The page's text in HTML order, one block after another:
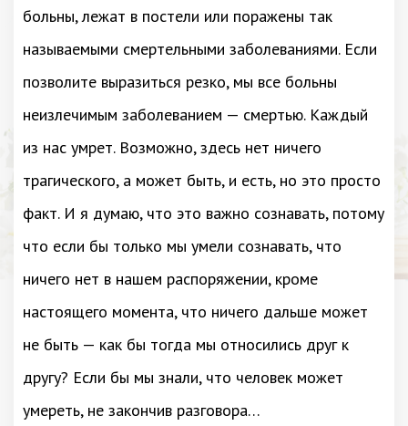
больны, лежат в постели или поражены так
называемыми смертельными заболеваниями. Если
позволите выразиться резко, мы все больны
неизлечимым заболеванием — смертью. Каждый
из нас умрет. Возможно, здесь нет ничего
трагического, а может быть, и есть, но это просто
факт. И я думаю, что это важно сознавать, потому
что если бы только мы умели сознавать, что
ничего нет в нашем распоряжении, кроме
настоящего момента, что ничего дальше может
не быть — как бы тогда мы относились друг к
другу? Если бы мы знали, что человек может
умереть, не закончив разговора…